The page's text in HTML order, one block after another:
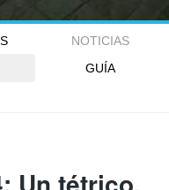
NOTICIAS
GUÍA